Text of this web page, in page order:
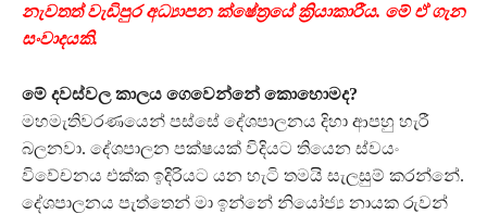
නැවතත් වැඩිපුර අධ්‍යාපන ක්ෂේත්‍රයේ ක්‍රියාකාරීය. මේ ඒ ගැන
සංවාදයකි.
මේ දවස්වල කාලය ගෙවෙන්නේ කොහොමද?
මහමැතිවරණයෙන් පස්සේ දේශපාලනය දිහා ආපහු හැරී
බලනවා. දේශපාලන පක්ෂයක් විදියට තියෙන ස්වයං
විවේචනය එක්ක ඉදිරියට යන හැටි තමයි සැලසුම් කරන්නේ.
දේශපාලනය පැත්තෙන් මා ඉන්නේ නියෝජ්‍ය නායක රුවන්